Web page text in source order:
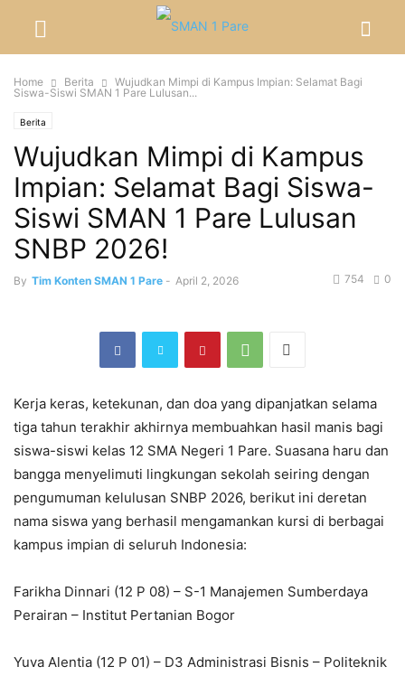
Home Berita
Wujudkan Mimpi di Kampus Impian: Selamat Bagi
Siswa-Siswi SMAN 1 Pare Lulusan...
Berita
Wujudkan Mimpi di Kampus
Impian: Selamat Bagi Siswa-
Siswi SMAN 1 Pare Lulusan
SNBP 2026!
By Tim Konten SMAN 1 Pare - April 2, 2026 0
754
Kerja keras, ketekunan, dan doa yang dipanjatkan selama
tiga tahun terakhir akhirnya membuahkan hasil manis bagi
siswa-siswi kelas 12 SMA Negeri 1 Pare. Suasana haru dan
bangga menyelimuti lingkungan sekolah seiring dengan
pengumuman kelulusan SNBP 2026, berikut ini deretan
nama siswa yang berhasil mengamankan kursi di berbagai
kampus impian di seluruh Indonesia:
Farikha Dinnari (12 P 08) – S-1 Manajemen Sumberdaya
Perairan – Institut Pertanian Bogor
Yuva Alentia (12 P 01) – D3 Administrasi Bisnis – Politeknik